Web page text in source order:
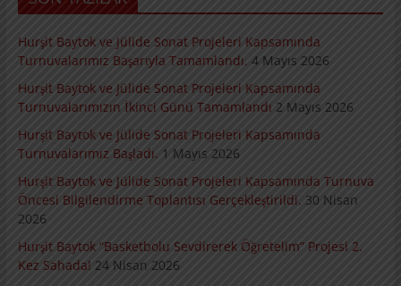
Hurşit Baytok ve Jülide Sonat Projeleri Kapsamında
Turnuvalarımız Başarıyla Tamamlandı. 4 Mayıs 2026
Hurşit Baytok ve Jülide Sonat Projeleri Kapsamında
Turnuvalarımızın İkinci Günü Tamamlandı 2 Mayıs 2026
Hurşit Baytok ve Jülide Sonat Projeleri Kapsamında
Turnuvalarımız Başladı. 1 Mayıs 2026
Hurşit Baytok ve Jülide Sonat Projeleri Kapsamında Turnuva
Öncesi Bilgilendirme Toplantısı Gerçekleştirildi. 30 Nisan
2026
Hurşit Baytok “Basketbolu Sevdirerek Öğretelim” Projesi 2.
Kez Sahada! 24 Nisan 2026